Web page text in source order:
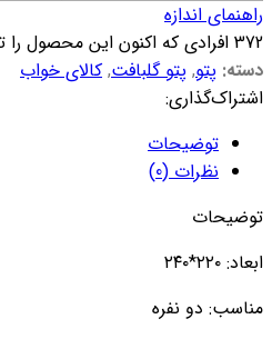
راهنمای اندازه
372 افرادی که اکنون این محصول را
دسته: پتو, پتو گلبافت, کالای خواب
اشتراک‌گذاری:
توضیحات
نظرات (0)
توضیحات
ابعاد: ۲۲۰*۲۴۰
مناسب: دو نفره